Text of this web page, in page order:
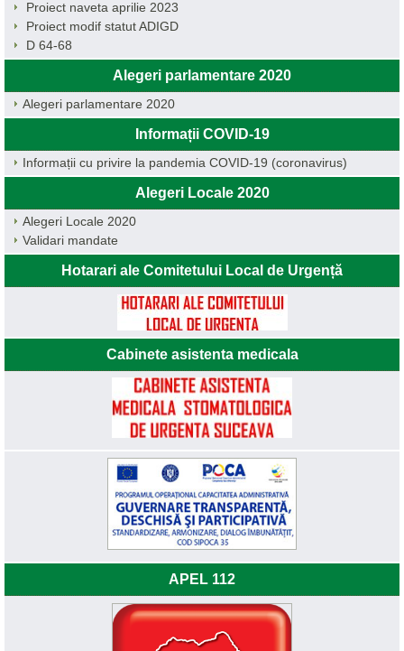
Proiect naveta aprilie 2023
Proiect modif statut ADIGD
D 64-68
Alegeri parlamentare 2020
Alegeri parlamentare 2020
Informații COVID-19
Informații cu privire la pandemia COVID-19 (coronavirus)
Alegeri Locale 2020
Alegeri Locale 2020
Validari mandate
Hotarari ale Comitetului Local de Urgență
Cabinete asistenta medicala
APEL 112